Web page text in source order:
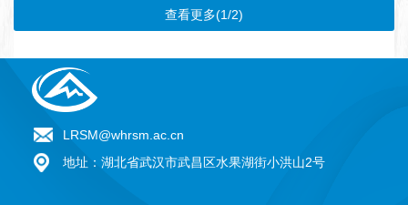
查看更多(1/2)
LRSM@whrsm.ac.cn
地址：湖北省武汉市武昌区水果湖街小洪山2号